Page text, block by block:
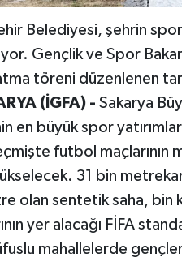
Belediyesi, şehrin spor
Gençlik ve Spor
töreni düzenlenen
(İGFA) - Sakarya
en büyük spor
futbol maçlarının
31 bin
olan sentetik saha, bin
yer alacağı FİFA
mahallelerde